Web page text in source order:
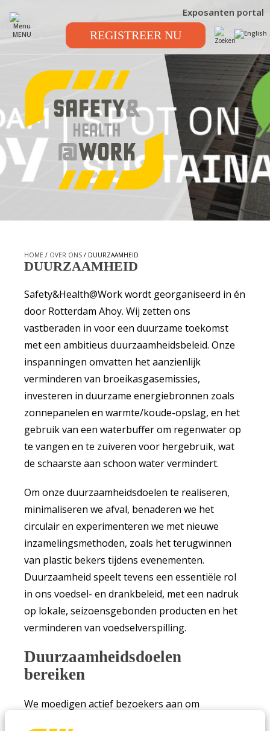
MENU
Exposanten portal
REGISTREER NU
HOME / OVER ONS / DUURZAAMHEID
DUURZAAMHEID
Safety&Health@Work wordt georganiseerd in én
door Rotterdam Ahoy. Wij zetten ons
vastberaden in voor een duurzame toekomst
met een ambitieus duurzaamheidsbeleid. Onze
inspanningen omvatten het aanzienlijk
verminderen van broeikasgasemissies,
investeren in duurzame energiebronnen zoals
zonnepanelen en warmte/koude-opslag, en het
gebruik van een waterbuffer om regenwater op
te vangen en te zuiveren voor hergebruik, wat
de schaarste aan schoon water vermindert.
Om onze duurzaamheidsdoelen te realiseren,
minimaliseren we afval, benaderen we het
circulair en experimenteren we met nieuwe
inzamelingsmethoden, zoals het terugwinnen
van plastic bekers tijdens evenementen.
Duurzaamheid speelt tevens een essentiële rol
in ons voedsel- en drankbeleid, met een nadruk
op lokale, seizoensgebonden producten en het
verminderen van voedselverspilling.
Duurzaamheidsdoelen
bereiken
We moedigen actief bezoekers aan om